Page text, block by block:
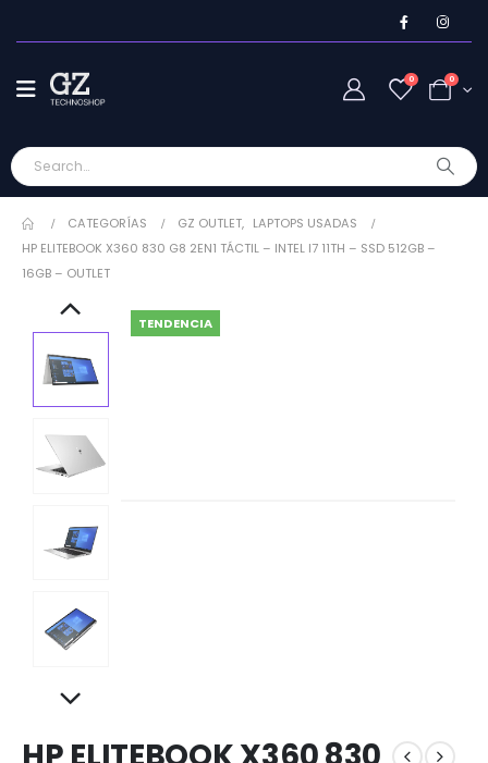
0 0
CATEGORÍAS GZ OUTLET, LAPTOPS USADAS
HP ELITEBOOK X360 830 G8 2EN1 TÁCTIL – INTEL I7 11TH – SSD 512GB –
16GB – OUTLET
TENDENCIA